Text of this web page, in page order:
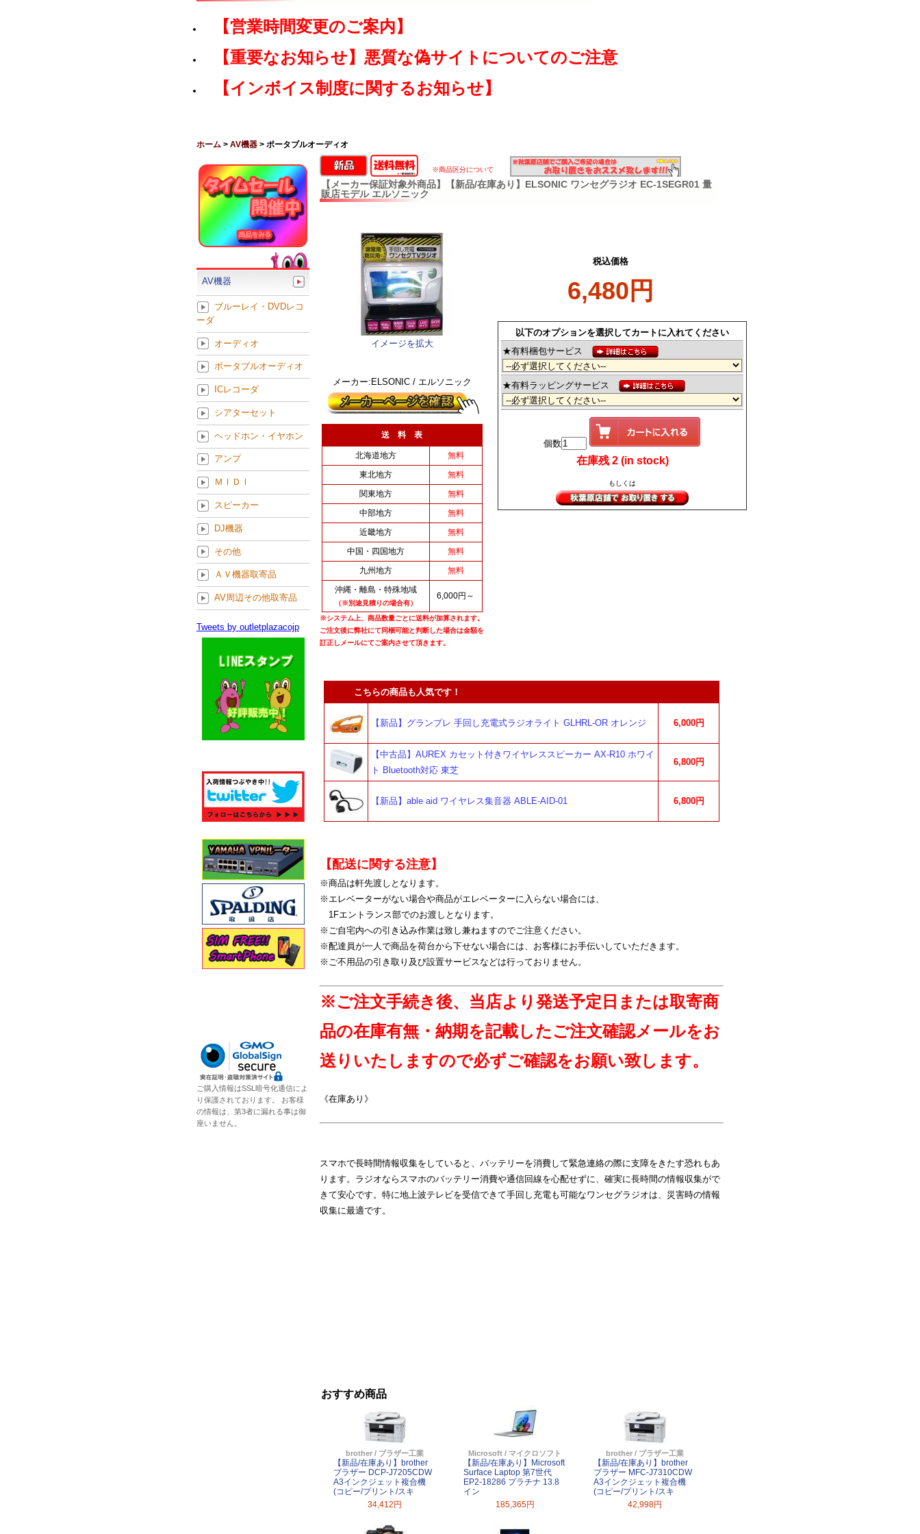
【営業時間変更のご案内】
【重要なお知らせ】悪質な偽サイトについてのご注意
【インボイス制度に関するお知らせ】
ホーム > AV機器 > ポータブルオーディオ
※商品区分について
【メーカー保証対象外商品】【新品/在庫あり】ELSONIC ワンセグラジオ EC-1SEGR01 量
販店モデル エルソニック
イメージを拡大
メーカー:ELSONIC / エルソニック
送 料 表
北海道地方
無料
東北地方
無料
関東地方
無料
中部地方
無料
近畿地方
無料
中国・四国地方
無料
九州地方
無料
沖縄・離島・特殊地域
（※別途見積りの場合有）
6,000円～
※システム上、商品数量ごとに送料が加算されます。
ご注文後に弊社にて同梱可能と判断した場合は金額を
訂正しメールにてご案内させて頂きます。
税込価格
6,480円
以下のオプションを選択してカートに入れてください
★有料梱包サービス
★有料ラッピングサービス
個数
在庫残 2 (in stock)
もしくは
こちらの商品も人気です！
【新品】グランプレ 手回し充電式ラジオライト GLHRL-OR オレンジ 6,000円
【中古品】AUREX カセット付きワイヤレススピーカー AX-R10 ホワイ
ト Bluetooth対応 東芝
6,800円
【新品】able aid ワイヤレス集音器 ABLE-AID-01 6,800円
【配送に関する注意】
※商品は軒先渡しとなります。
※エレベーターがない場合や商品がエレベーターに入らない場合には、
1Fエントランス部でのお渡しとなります。
※ご自宅内への引き込み作業は致し兼ねますのでご注意ください。
※配達員が一人で商品を荷台から下せない場合には、お客様にお手伝いしていただきます。
※ご不用品の引き取り及び設置サービスなどは行っておりません。
※ご注文手続き後、当店より発送予定日または取寄商
品の在庫有無・納期を記載したご注文確認メールをお
送りいたしますので必ずご確認をお願い致します。
《在庫あり》
スマホで長時間情報収集をしていると、バッテリーを消費して緊急連絡の際に支障をきたす恐れもあ
ります。ラジオならスマホのバッテリー消費や通信回線を心配せずに、確実に長時間の情報収集がで
きて安心です。特に地上波テレビを受信できて手回し充電も可能なワンセグラジオは、災害時の情報
収集に最適です。
おすすめ商品
brother / ブラザー工業
【新品/在庫あり】brother
ブラザー DCP-J7205CDW
A3インクジェット複合機
(コピー/プリント/スキ
34,412円
Microsoft / マイクロソフト
【新品/在庫あり】Microsoft
Surface Laptop 第7世代
EP2-18286 プラチナ 13.8
イン
185,365円
brother / ブラザー工業
【新品/在庫あり】brother
ブラザー MFC-J7310CDW
A3インクジェット複合機
(コピー/プリント/スキ
42,998円
AV機器
ブルーレイ・DVDレコ
ーダ
オーディオ
ポータブルオーディオ
ICレコーダ
シアターセット
ヘッドホン・イヤホン
アンプ
ＭＩＤＩ
スピーカー
DJ機器
その他
ＡＶ機器取寄品
AV周辺その他取寄品
Tweets by outletplazacojp
ご購入情報はSSL暗号化通信によ
り保護されております。 お客様
の情報は、第3者に漏れる事は御
座いません。